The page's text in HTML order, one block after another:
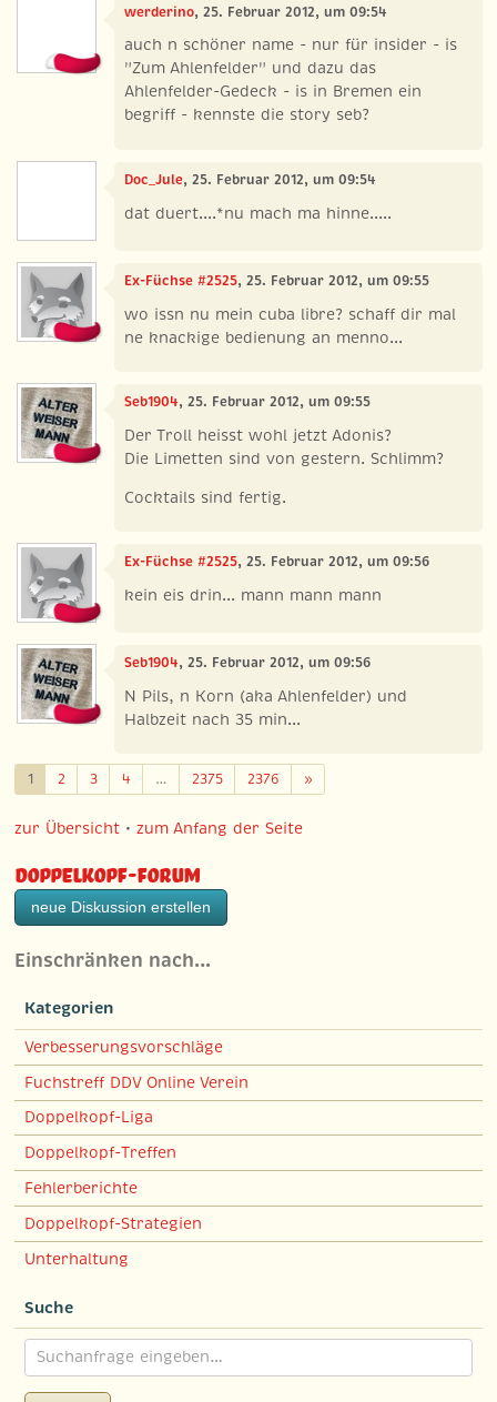
werderino, 25. Februar 2012, um 09:54
auch n schöner name - nur für insider - is
"Zum Ahlenfelder" und dazu das
Ahlenfelder-Gedeck - is in Bremen ein
begriff - kennste die story seb?
Doc_Jule, 25. Februar 2012, um 09:54
dat duert....*nu mach ma hinne.....
Ex-Füchse #2525, 25. Februar 2012, um 09:55
wo issn nu mein cuba libre? schaff dir mal
ne knackige bedienung an menno...
Seb1904, 25. Februar 2012, um 09:55
Der Troll heisst wohl jetzt Adonis?
Die Limetten sind von gestern. Schlimm?
Cocktails sind fertig.
Ex-Füchse #2525, 25. Februar 2012, um 09:56
kein eis drin... mann mann mann
Seb1904, 25. Februar 2012, um 09:56
N Pils, n Korn (aka Ahlenfelder) und
Halbzeit nach 35 min...
1 2 3 4 … 2375 2376 »Weiter
zur Übersicht •zum Anfang der Seite
Doppelkopf-Forum
neue Diskussion erstellen
Einschränken nach…
Kategorien
Verbesserungsvorschläge
Fuchstreff DDV Online Verein
Doppelkopf-Liga
Doppelkopf-Treffen
Fehlerberichte
Doppelkopf-Strategien
Unterhaltung
Suche